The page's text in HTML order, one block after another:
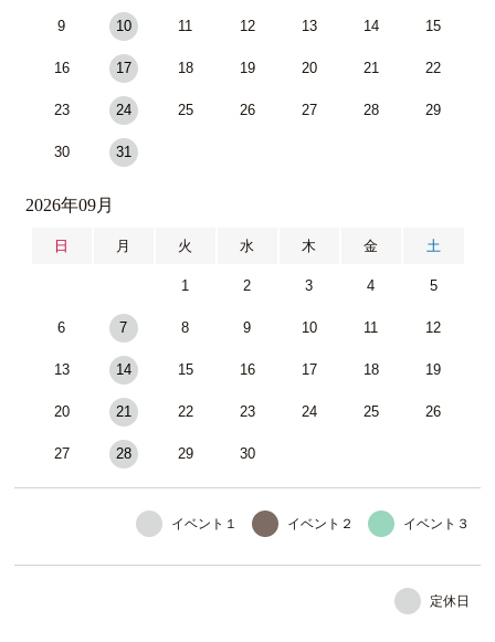
9 10 11 12 13 14 15
16 17 18 19 20 21 22
23 24 25 26 27 28 29
30 31
2026年09月
日 月 火 水 木 金 土
1 2 3 4 5
6 7 8 9 10 11 12
13 14 15 16 17 18 19
20 21 22 23 24 25 26
27 28 29 30
イベント１ イベント２ イベント３
定休日